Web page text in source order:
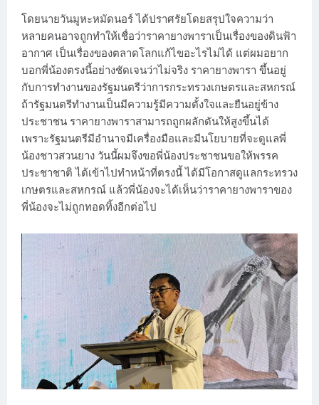
โดยนายวันมูหะหมัดนอร์ ได้ปราศรัยโดยสรุปใจความว่า
หลายคนอาจถูกทำให้เชื่อว่าราคายางพาราเป็นเรื่องของดินฟ้า
อากาศ เป็นเรื่องของตลาดโลกแก้ไขอะไรไม่ได้ แต่ผมอยาก
บอกพี่น้องตรงนี้อย่างชัดเจนว่าไม่จริง ราคายางพารา ขึ้นอยู่
กับการทำงานของรัฐมนตรีว่าการกระทรวงเกษตรและสหกรณ์
ถ้ารัฐมนตรีทำงานเป็นมีความรู้มีความตั้งใจและยืนอยู่ข้าง
ประชาชน ราคายางพาราสามารถถูกผลักดันให้สูงขึ้นได้
เพราะรัฐมนตรีมีอำนาจมีเครื่องมือและมีนโยบายที่จะดูแลพี่
น้องชาวสวนยาง วันนี้ผมจึงขอพี่น้องประชาชนขอให้พรรค
ประชาชาติ ได้เข้าไปทำหน้าที่ตรงนี้ ได้มีโอกาสดูแลกระทรวง
เกษตรและสหกรณ์ แล้วพี่น้องจะได้เห็นว่าราคายางพาราของ
พี่น้องจะไม่ถูกทอดทิ้งอีกต่อไป